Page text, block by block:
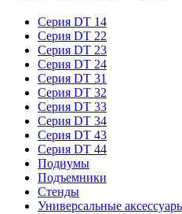
Серия DT 14
Серия DT 22
Серия DT 23
Серия DT 24
Серия DT 31
Серия DT 32
Серия DT 33
Серия DT 34
Серия DT 43
Серия DT 44
Подиумы
Подъемники
Стенды
Универсальные